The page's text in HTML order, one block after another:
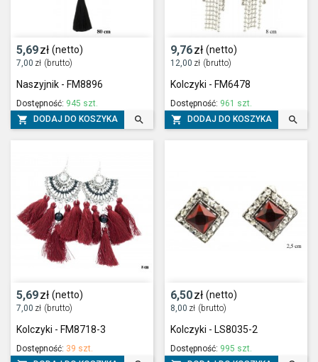
5,69zł (netto)
7,00 zł (brutto)
Naszyjnik - FM8896
Dostępność: 945 szt.
 DODAJ DO KOSZYKA 
9,76zł (netto)
12,00 zł (brutto)
Kolczyki - FM6478
Dostępność: 961 szt.
 DODAJ DO KOSZYKA 
5,69zł (netto)
7,00 zł (brutto)
Kolczyki - FM8718-3
Dostępność: 39 szt.
6,50zł (netto)
8,00 zł (brutto)
Kolczyki - LS8035-2
Dostępność: 995 szt.